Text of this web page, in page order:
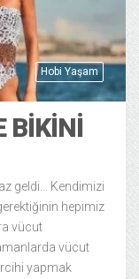
Hobi Yaşam
BIKINI
geldi… Kendimizi
hepimiz
vücut
vücut
yapmak